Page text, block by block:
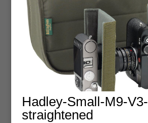
Hadley-Small-M9-V3-
straightened